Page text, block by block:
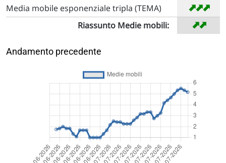
Media mobile esponenziale tripla (TEMA) ➡
➡
➡
Riassunto Medie mobili: ➡
➡
Andamento precedente